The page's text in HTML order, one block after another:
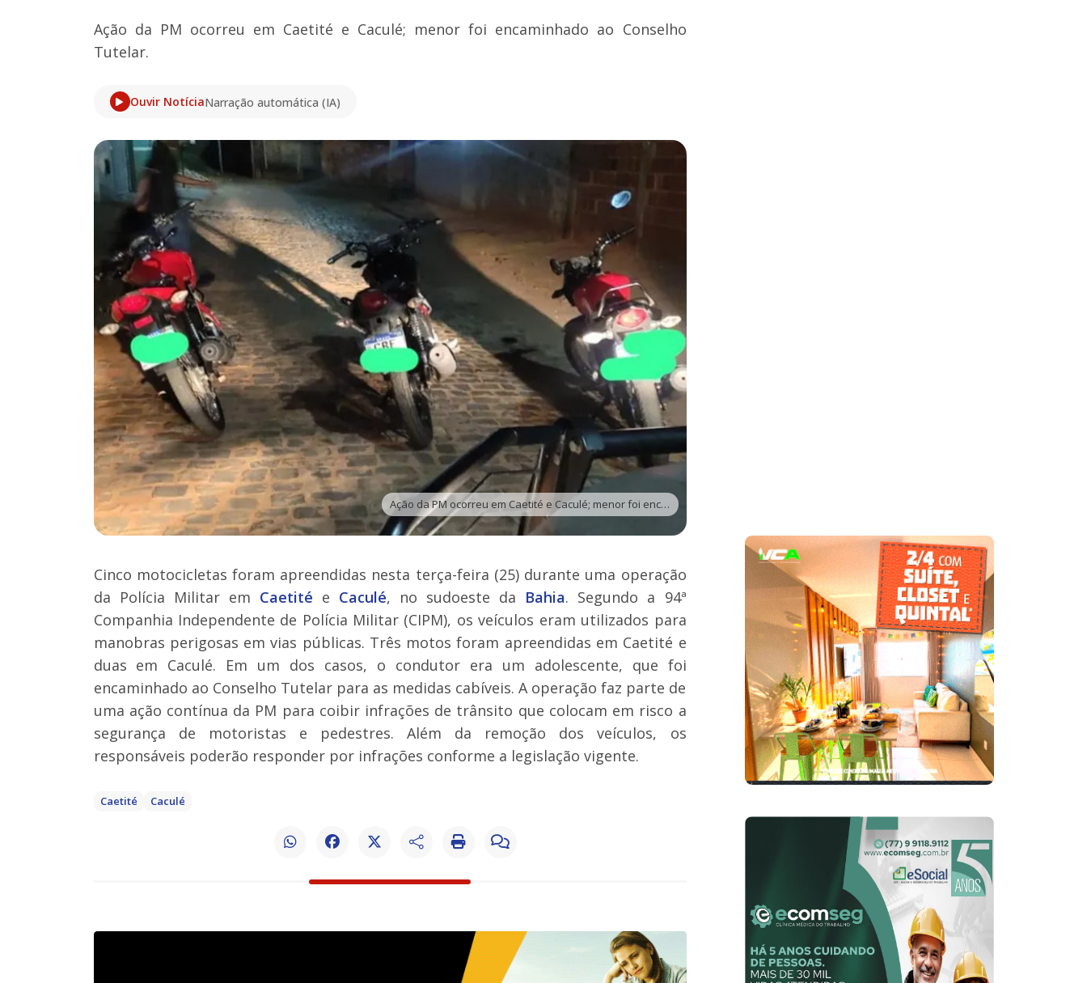
Ação da PM ocorreu em Caetité e Caculé; menor foi encaminhado ao Conselho
Tutelar.
Ouvir NotíciaNarração automática (IA)
Ação da PM ocorreu em Caetité e Caculé; menor foi encaminhado ao Conselho Tutelar - Foto: Divulgação | Polícia Militar
Cinco motocicletas foram apreendidas nesta terça-feira (25) durante uma operação
da Polícia Militar em Caetité e Caculé, no sudoeste da Bahia. Segundo a 94ª
Companhia Independente de Polícia Militar (CIPM), os veículos eram utilizados para
manobras perigosas em vias públicas. Três motos foram apreendidas em Caetité e
duas em Caculé. Em um dos casos, o condutor era um adolescente, que foi
encaminhado ao Conselho Tutelar para as medidas cabíveis. A operação faz parte de
uma ação contínua da PM para coibir infrações de trânsito que colocam em risco a
segurança de motoristas e pedestres. Além da remoção dos veículos, os
responsáveis poderão responder por infrações conforme a legislação vigente.
Caetité Caculé